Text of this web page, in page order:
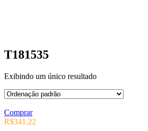
T181535
Exibindo um único resultado
Comprar
R$341.22